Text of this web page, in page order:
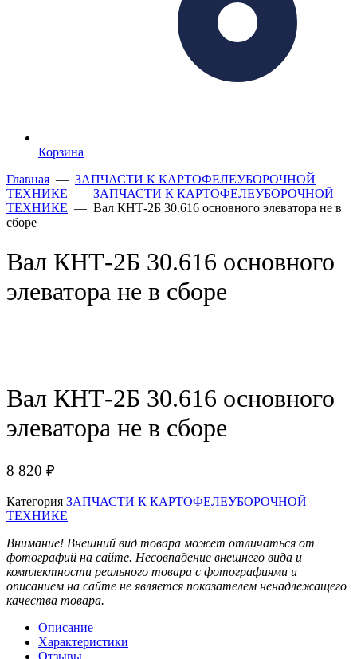
Корзина
Главная — ЗАПЧАСТИ К КАРТОФЕЛЕУБОРОЧНОЙ
ТЕХНИКЕ — ЗАПЧАСТИ К КАРТОФЕЛЕУБОРОЧНОЙ
ТЕХНИКЕ — Вал КНТ-2Б 30.616 основного элеватора не в
сборе
Вал КНТ-2Б 30.616 основного
элеватора не в сборе
Вал КНТ-2Б 30.616 основного
элеватора не в сборе
8 820 ₽
Категория ЗАПЧАСТИ К КАРТОФЕЛЕУБОРОЧНОЙ
ТЕХНИКЕ
Внимание! Внешний вид товара может отличаться от
фотографий на сайте. Несовпадение внешнего вида и
комплектности реального товара с фотографиями и
описанием на сайте не является показателем ненадлежащего
качества товара.
Описание
Характеристики
Отзывы